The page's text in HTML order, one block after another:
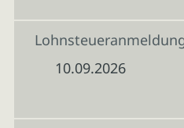
10.09.2026